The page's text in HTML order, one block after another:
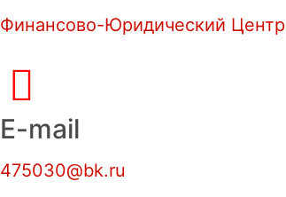
Финансово-Юридический Центр
E-mail
475030@bk.ru